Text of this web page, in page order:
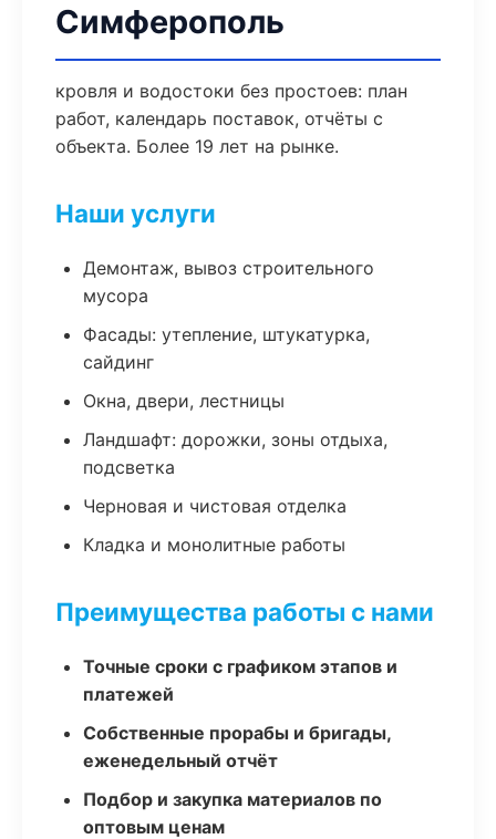
Симферополь
кровля и водостоки без простоев: план
работ, календарь поставок, отчёты с
объекта. Более 19 лет на рынке.
Наши услуги
Демонтаж, вывоз строительного
мусора
Фасады: утепление, штукатурка,
сайдинг
Окна, двери, лестницы
Ландшафт: дорожки, зоны отдыха,
подсветка
Черновая и чистовая отделка
Кладка и монолитные работы
Преимущества работы с нами
Точные сроки с графиком этапов и
платежей
Собственные прорабы и бригады,
еженедельный отчёт
Подбор и закупка материалов по
оптовым ценам